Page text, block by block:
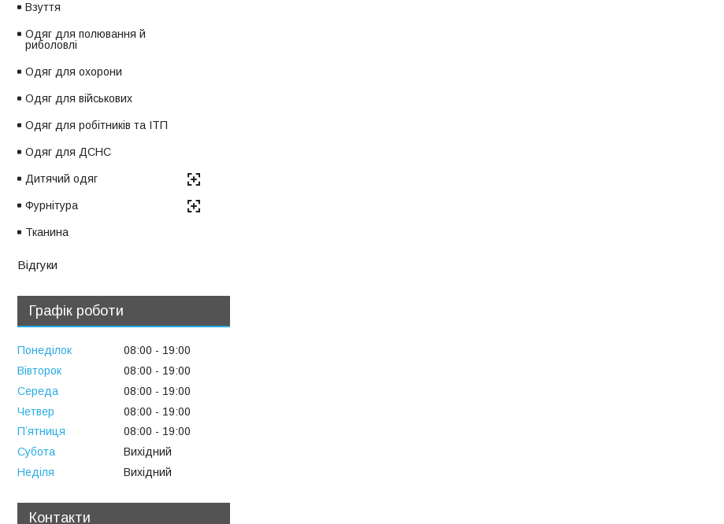
Взуття
Одяг для полювання й
риболовлі
Одяг для охорони
Одяг для військових
Одяг для робітників та ІТП
Одяг для ДСНС
Дитячий одяг
Фурнітура
Тканина
Відгуки
Графік роботи
Понеділок 08:00
19:00
Вівторок
08:00
19:00
Середа
08:00
19:00
Четвер
08:00
19:00
Пʼятниця
08:00
19:00
Субота
Вихідний
Неділя
Вихідний
Контакти